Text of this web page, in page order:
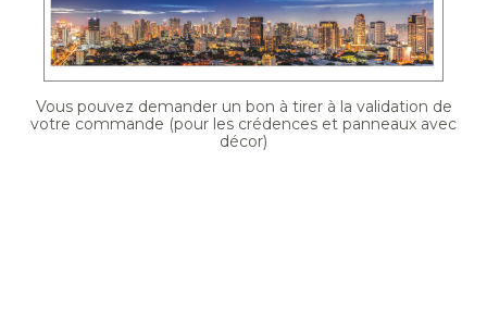
Vous pouvez demander un bon à tirer à la validation de
votre commande (pour les crédences et panneaux avec
décor)